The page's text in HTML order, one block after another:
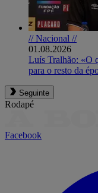
// Nacional //
01.08.2026
Luís Tralhão: «O
para o resto da
Seguinte
Rodapé
Facebook